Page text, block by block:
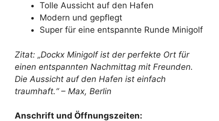
Tolle Aussicht auf den Hafen
Modern und gepflegt
Super für eine entspannte Runde Minigolf
Zitat: „Dockx Minigolf ist der perfekte Ort für
einen entspannten Nachmittag mit Freunden.
Die Aussicht auf den Hafen ist einfach
traumhaft.“ – Max, Berlin
Anschrift und Öffnungszeiten: